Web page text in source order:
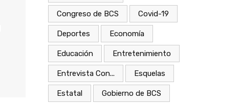
Congreso de BCS Covid-19
Deportes Economía
Educación Entretenimiento
Entrevista Con... Esquelas
Estatal Gobierno de BCS